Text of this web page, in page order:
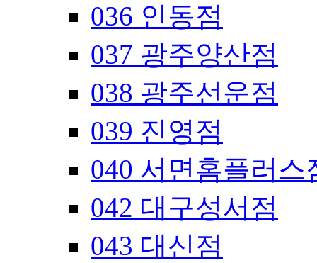
036 인동점
037 광주양산점
038 광주선운점
039 진영점
040 서면홈플러스
042 대구성서점
043 대신점